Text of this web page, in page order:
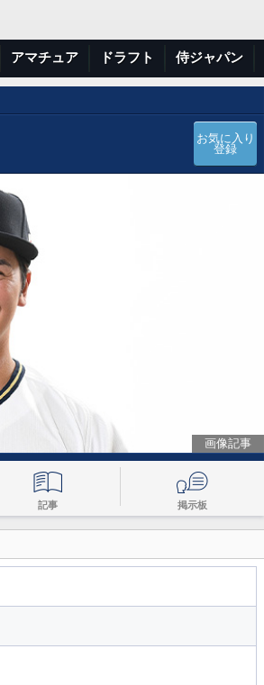
アマチュア ドラフト 侍ジャパン
お気に入り
登録
画像記事
記事 掲示板